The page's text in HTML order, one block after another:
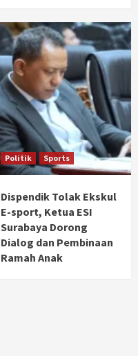
Politik Sports
Dispendik Tolak Ekskul
E-sport, Ketua ESI
Surabaya Dorong
Dialog dan Pembinaan
Ramah Anak